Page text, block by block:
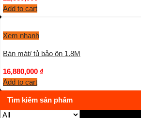
Add to cart
Xem nhanh
Bàn mát/ tủ bảo ôn 1.8M
16,880,000 ₫
Add to cart
Tìm kiếm sản phẩm